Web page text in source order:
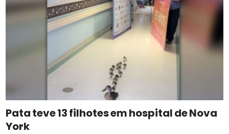
Pata teve 13 filhotes em hospital de Nova
York